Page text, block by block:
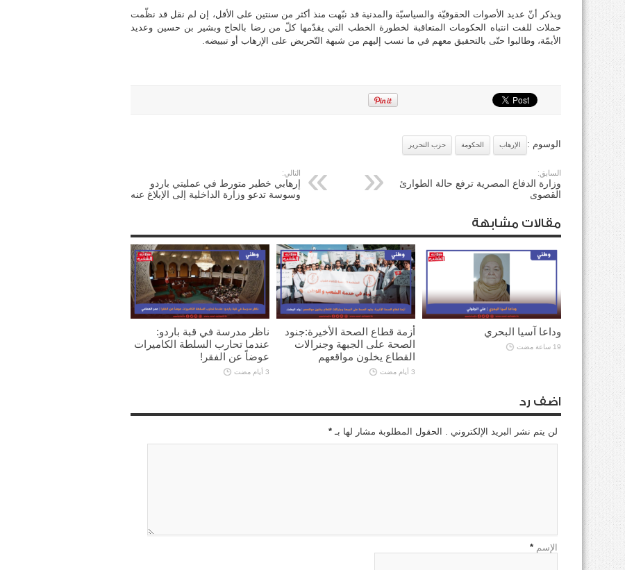
ويذكر أنّ عديد الأصوات الحقوقيّة والسياسيّة والمدنية قد نبّهت منذ أكثر من سنتين على الأقل، إن لم نقل قد نظّمت
حملات للفت انتباه الحكومات المتعاقبة لخطورة الخطب التي يقدّمها كلّ من رضا بالحاج وبشير بن حسين وعديد
الأيمّة، وطالبوا حتّى بالتحقيق معهم في ما نسب إليهم من شبهة التّحريض على الإرهاب أو تبييضه.
الوسوم : الإرهاب الحكومة حزب التحرير
السابق:
وزارة الدفاع المصرية ترفع حالة الطوارئ
القصوى
التالي:
إرهابي خطير متورط في عمليتي باردو
وسوسة تدعو وزارة الداخلية إلى الإبلاغ عنه
مقالات مشابهة
وداعا آسيا البحري
19 ساعة مضت
أزمة قطاع الصحة الأخيرة:جنود
الصحة على الجبهة وجنرالات
القطاع يخلون مواقعهم
3 أيام مضت
ناظر مدرسة في قبة باردو:
عندما تحارب السلطة الكاميرات
عوضاً عن الفقر!
3 أيام مضت
اضف رد
لن يتم نشر البريد الإلكتروني . الحقول المطلوبة مشار لها بـ *
الإسم *